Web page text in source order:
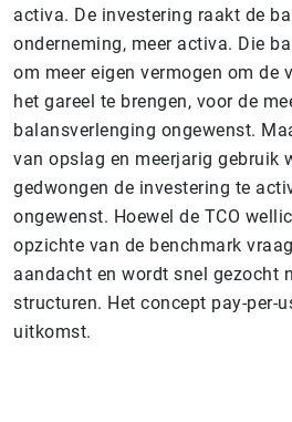
activa. De investering raakt de
onderneming, meer activa. Die
om meer eigen vermogen om de
het gareel te brengen, voor de
balansverlenging ongewenst.
van opslag en meerjarig gebruik
gedwongen de investering te
ongewenst. Hoewel de TCO
opzichte van de benchmark
aandacht en wordt snel gezocht
structuren. Het concept pay-per-
uitkomst.